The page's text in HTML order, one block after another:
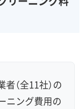
スト除去
（全11社）の
ニング費用の